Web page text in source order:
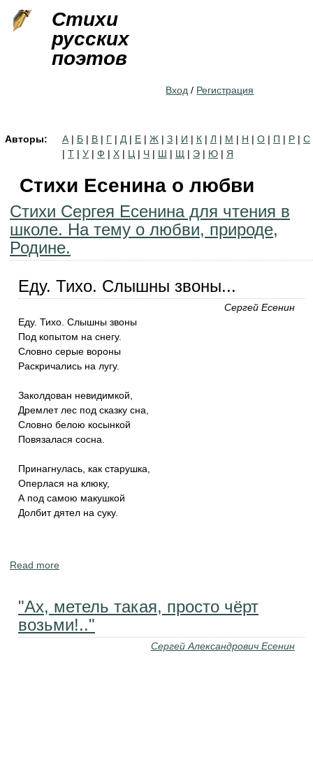
Стихи
русских
поэтов
Вход / Регистрация
Авторы: А | Б | В | Г | Д | Е | Ж | З | И | К | Л | М | Н | О | П | Р | С
| Т | У | Ф | Х | Ц | Ч | Ш | Щ | Э | Ю | Я
Стихи Есенина о любви
Стихи Сергея Есенина для чтения в
школе. На тему о любви, природе,
Родине.
Еду. Тихо. Слышны звоны...
Сергей Есенин
Еду. Тихо. Слышны звоны
Под копытом на снегу.
Словно серые вороны
Раскричались на лугу.
Заколдован невидимкой,
Дремлет лес под сказку сна,
Словно белою косынкой
Повязалася сосна.
Принагнулась, как старушка,
Оперлася на клюку,
А под самою макушкой
Долбит дятел на суку.
Read more
"Ах, метель такая, просто чёрт
возьми!.."
Сергей Александрович Есенин